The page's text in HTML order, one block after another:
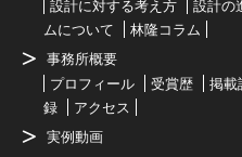
設計に対する考え方
設計の
ムについて
林隆コラム
事務所概要
プロフィール
受賞歴 掲載
録
アクセス
実例動画